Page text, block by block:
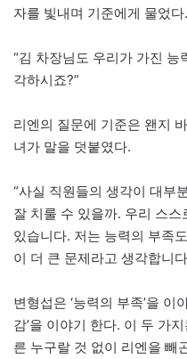
자를 빛내며 기준에게 물었다.
“김 차장님도 우리가 가진 능
각하시죠?”
리엔의 질문에 기준은 왠지
녀가 말을 덧붙였다.
“사실 직원들의 생각이 대부
잘 치룰 수 있을까. 우리 스
있습니다. 저는 능력의 부족
이 더 큰 문제라고 생각합니다
변형섭은 ‘능력의 부족’을 이
감’을 이야기 한다. 이 두 가
른 누구랄 것 없이 리엔을 빼